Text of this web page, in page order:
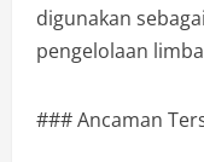
digunakan
pengelolaan
### Ancaman